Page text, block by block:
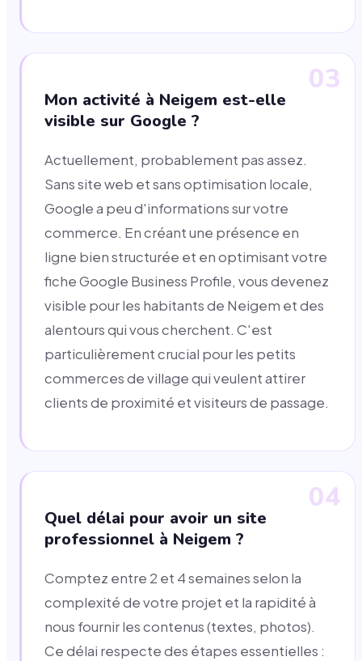
03
Mon activité à Neigem est-elle
visible sur Google ?
Actuellement, probablement pas assez.
Sans site web et sans optimisation locale,
Google a peu d'informations sur votre
commerce. En créant une présence en
ligne bien structurée et en optimisant votre
fiche Google Business Profile, vous devenez
visible pour les habitants de Neigem et des
alentours qui vous cherchent. C'est
particulièrement crucial pour les petits
commerces de village qui veulent attirer
clients de proximité et visiteurs de passage.
04
Quel délai pour avoir un site
professionnel à Neigem ?
Comptez entre 2 et 4 semaines selon la
complexité de votre projet et la rapidité à
nous fournir les contenus (textes, photos).
Ce délai respecte des étapes essentielles :